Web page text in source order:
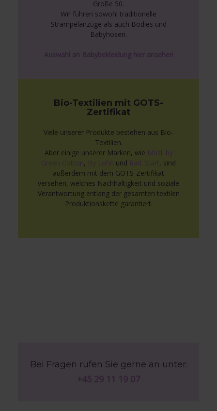
Größe 50.
Wir führen sowohl traditionelle
Strampelanzüge als auch Bodies und
Babyhosen.
Auswahl an Babybekleidung hier ansehen
Bio-Textilien mit GOTS-
Zertifikat
Viele unserer Produkte bestehen aus Bio-
Textilien.
Aber einige unserer Marken, wie Müsli by
Green Cotton, By Lohn und Rätt Start, sind
außerdem mit dem GOTS-Zertifikat
versehen, welches Nachhaltigkeit und soziale
Verantwortung entlang der gesamten textilen
Produktionskette garantiert.
Bei Fragen rufen Sie gerne an unter:
+45 29 11 19 07